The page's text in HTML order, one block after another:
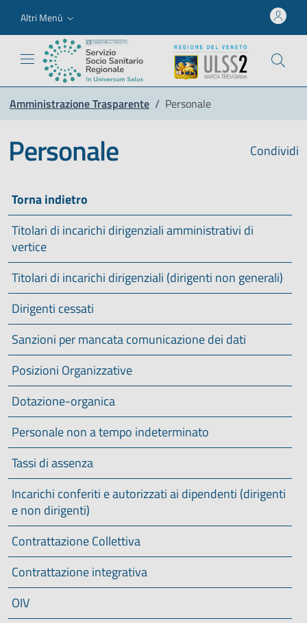
Altri Menù
Amministrazione Trasparente / Personale
Condividi
Personale
Torna indietro
Titolari di incarichi dirigenziali amministrativi di
vertice
Titolari di incarichi dirigenziali (dirigenti non generali)
Dirigenti cessati
Sanzioni per mancata comunicazione dei dati
Posizioni Organizzative
Dotazione-organica
Personale non a tempo indeterminato
Tassi di assenza
Incarichi conferiti e autorizzati ai dipendenti (dirigenti
e non dirigenti)
Contrattazione Collettiva
Contrattazione integrativa
OIV